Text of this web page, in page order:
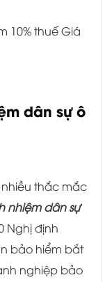
10% thuế Giá
dân sự ô
thắc mắc
nhiệm dân sự
Nghị định
bảo hiểm bắt
nghiệp bảo